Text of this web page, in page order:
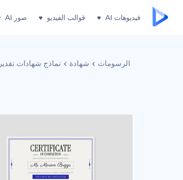
فيديوهات AI قوالب الفيديو صور AI
الرسومات شهادة نماذج شهادات تقدير